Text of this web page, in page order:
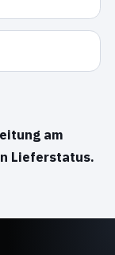
am
Lieferstatus.